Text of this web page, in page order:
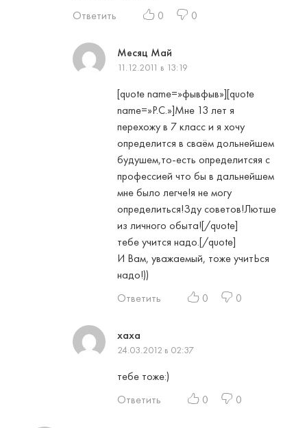
Ответить
0 0
Месяц Май
11.12.2011 в 13:19
[quote name=»фывфыв»][quote
name=»Р.С.»]Мне 13 лет я
перехожу в 7 класс и я хочу
определится в сваём дольнейшем
будушем,то-есть определитсяя с
профессией что бы в дальнейшем
мне было легче!я не могу
определиться!Зду советов!Лютше
из личного обыта![/quote]
тебе учится надо.[/quote]
И Вам, уважаемый, тоже учитЬся
надо!))
Ответить
0 0
хаха
24.03.2012 в 02:37
тебе тоже:)
Ответить
0 0